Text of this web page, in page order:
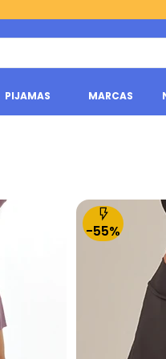
PIJAMAS MARCAS
-55%